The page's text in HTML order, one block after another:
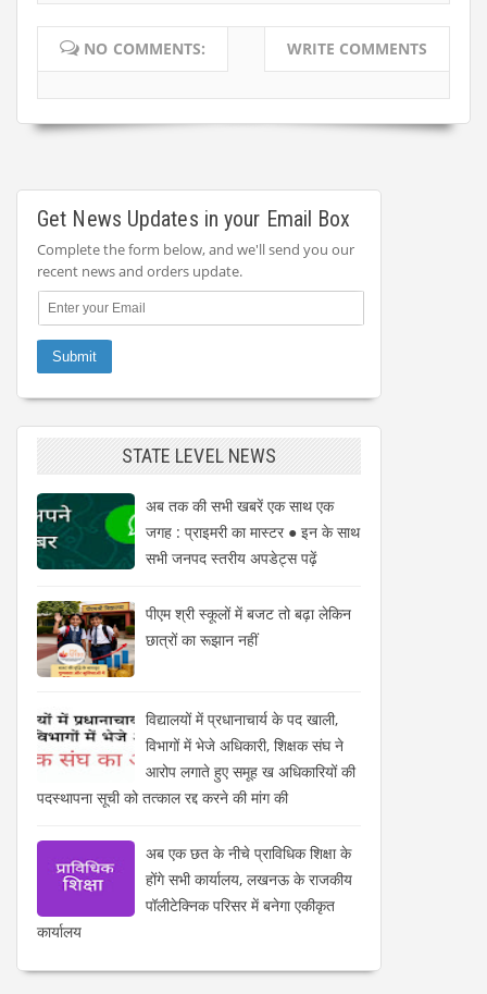
NO COMMENTS: WRITE COMMENTS
Get News Updates in your Email Box
Complete the form below, and we'll send you our
recent news and orders update.
STATE LEVEL NEWS
अब तक की सभी खबरें एक साथ एक
जगह : प्राइमरी का मास्टर ● इन के साथ
सभी जनपद स्तरीय अपडेट्स पढ़ें
पीएम श्री स्कूलों में बजट तो बढ़ा लेकिन
छात्रों का रूझान नहीं
विद्यालयों में प्रधानाचार्य के पद खाली,
विभागों में भेजे अधिकारी, शिक्षक संघ ने
आरोप लगाते हुए समूह ख अधिकारियों की
पदस्थापना सूची को तत्काल रद्द करने की मांग की
अब एक छत के नीचे प्राविधिक शिक्षा के
होंगे सभी कार्यालय, लखनऊ के राजकीय
पॉलीटेक्निक परिसर में बनेगा एकीकृत
कार्यालय